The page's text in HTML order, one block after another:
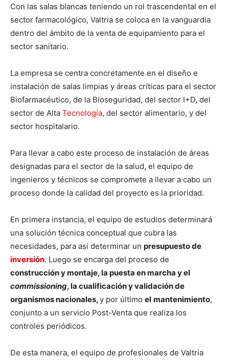
Con las salas blancas teniendo un rol trascendental en el
sector farmacológico, Valtria se coloca en la vanguardia
dentro del ámbito de la venta de equipamiento para el
sector sanitario.
La empresa se centra concretamente en el diseño e
instalación de salas limpias y áreas críticas para el sector
Biofarmacéutico, de la Bioseguridad, del sector I+D, del
sector de Alta Tecnología, del sector alimentario, y del
sector hospitalario.
Para llevar a cabo este proceso de instalación de áreas
designadas para el sector de la salud, el equipo de
ingenieros y técnicos se compromete a llevar a cabo un
proceso donde la calidad del proyecto es la prioridad.
En primera instancia, el equipo de estudios determinará
una solución técnica conceptual que cubra las
necesidades, para así determinar un presupuesto de
inversión. Luego se encarga del proceso de
construcción y montaje, la puesta en marcha y el
commissioning, la cualificación y validación de
organismos nacionales,y por último el mantenimiento,
conjunto a un servicio Post-Venta que realiza los
controles periódicos.
De esta manera, el equipo de profesionales de Valtria